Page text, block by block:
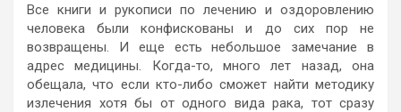
Все книги и рукописи по лечению и оздоровлению
человека были конфискованы и до сих пор не
возвращены. И еще есть небольшое замечание в
адрес медицины. Когда-то, много лет назад, она
обещала, что если кто-либо сможет найти методику
излечения хотя бы от одного вида рака, тот сразу